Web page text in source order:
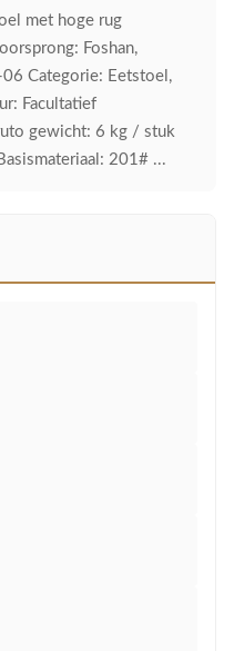
met hoge rug
Foshan,
Categorie: Eetstoel,
Facultatief
gewicht: 6 kg / stuk
201# ...